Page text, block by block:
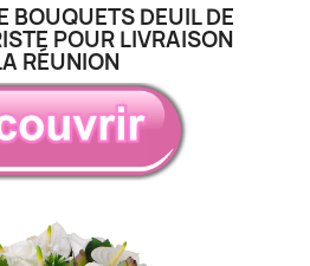
BOUQUETS DEUIL DE
POUR LIVRAISON
RÉUNION